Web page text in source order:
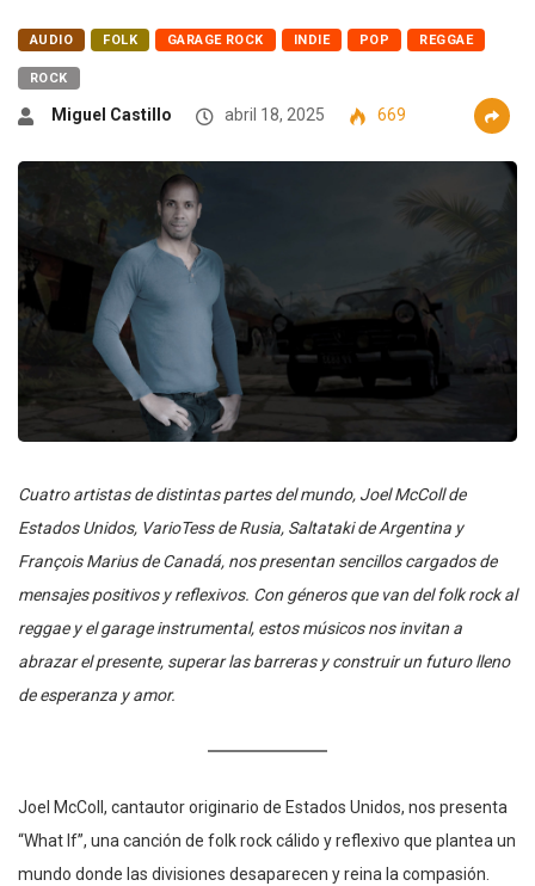
AUDIO FOLK GARAGE ROCK INDIE POP REGGAE
ROCK
Miguel Castillo abril 18, 2025 669
Cuatro artistas de distintas partes del mundo, Joel McColl de
Estados Unidos, VarioTess de Rusia, Saltataki de Argentina y
François Marius de Canadá, nos presentan sencillos cargados de
mensajes positivos y reflexivos. Con géneros que van del folk rock al
reggae y el garage instrumental, estos músicos nos invitan a
abrazar el presente, superar las barreras y construir un futuro lleno
de esperanza y amor.
Joel McColl, cantautor originario de Estados Unidos, nos presenta
“What If”, una canción de folk rock cálido y reflexivo que plantea un
mundo donde las divisiones desaparecen y reina la compasión.